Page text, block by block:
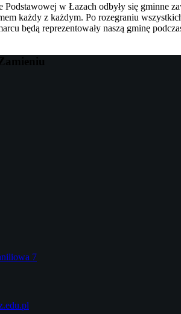
w Łazach odbyły się gminne
każdy z każdym. Po rozegraniu
będą reprezentowały naszą gminę
7